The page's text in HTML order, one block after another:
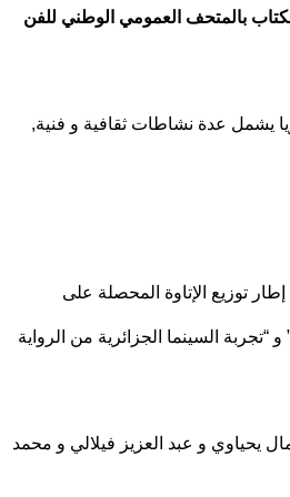
بالمتحف العمومي الوطني للفن
الثقافي من 10 إلى 17 فيفري الجاري, للجمهور برنامجا ثريا يشمل عدة نشاطات ثقافية و فنية,
توزيع الإتاوة المحصلة على
“تجربة السينما الجزائرية من الرواية
يحياوي و عبد العزيز فيلالي و محمد